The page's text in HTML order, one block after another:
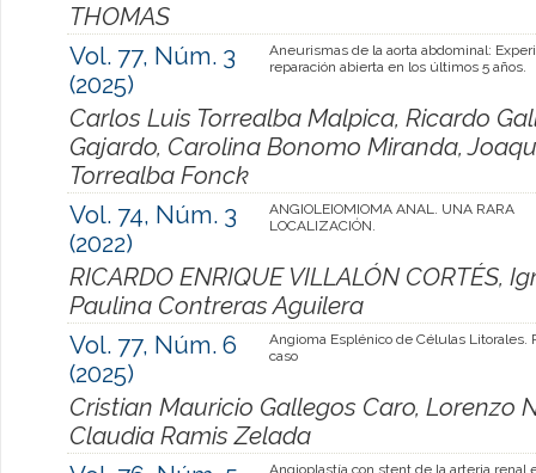
THOMAS
Vol. 77, Núm. 3
(2025)
Aneurismas de la aorta abdominal:
reparación abierta en los últimos 5 años.
Carlos Luis Torrealba Malpica, Ricardo
Gajardo, Carolina Bonomo Miranda,
Torrealba Fonck
Vol. 74, Núm. 3
(2022)
ANGIOLEIOMIOMA ANAL. UNA RARA
LOCALIZACIÓN.
RICARDO ENRIQUE VILLALÓN CORTÉS,
Paulina Contreras Aguilera
Vol. 77, Núm. 6
(2025)
Angioma Esplénico de Células Litorales.
caso
Cristian Mauricio Gallegos Caro, Lorenzo
Claudia Ramis Zelada
Angioplastía con stent de la arteria renal